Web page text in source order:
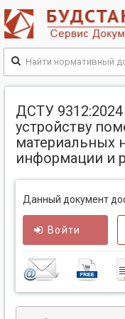
ДСТУ
устройству
материальных
информации и
Данный документ
Войти